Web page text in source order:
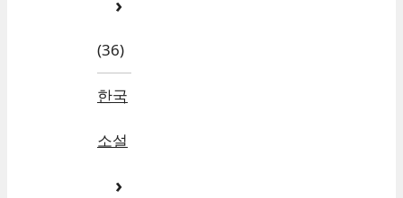
(36)
한국
소설